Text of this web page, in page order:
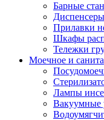
Барные
Диспенсеры
Прилавки
Шкафы
Тележки
Моечное и
Лампы
Вакуумные